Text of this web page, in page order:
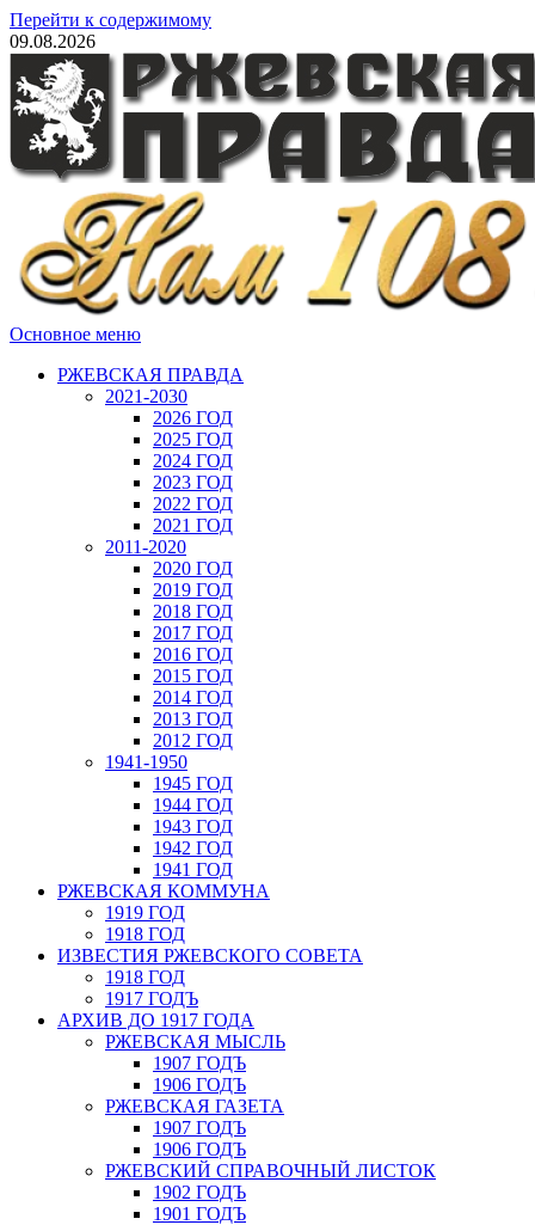
Перейти к содержимому
09.08.2026
Основное меню
РЖЕВСКАЯ ПРАВДА
2021-2030
2026 ГОД
2025 ГОД
2024 ГОД
2023 ГОД
2022 ГОД
2021 ГОД
2011-2020
2020 ГОД
2019 ГОД
2018 ГОД
2017 ГОД
2016 ГОД
2015 ГОД
2014 ГОД
2013 ГОД
2012 ГОД
1941-1950
1945 ГОД
1944 ГОД
1943 ГОД
1942 ГОД
1941 ГОД
РЖЕВСКАЯ КОММУНА
1919 ГОД
1918 ГОД
ИЗВЕСТИЯ РЖЕВСКОГО СОВЕТА
1918 ГОД
1917 ГОДЪ
АРХИВ ДО 1917 ГОДА
РЖЕВСКАЯ МЫСЛЬ
1907 ГОДЪ
1906 ГОДЪ
РЖЕВСКАЯ ГАЗЕТА
1907 ГОДЪ
1906 ГОДЪ
РЖЕВСКИЙ СПРАВОЧНЫЙ ЛИСТОК
1902 ГОДЪ
1901 ГОДЪ